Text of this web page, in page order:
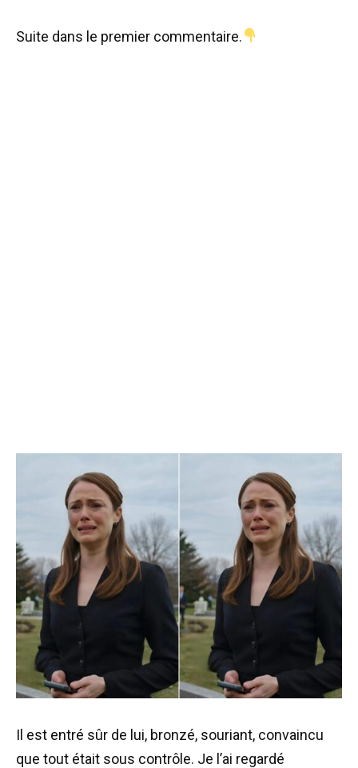
Suite dans le premier commentaire.
Il est entré sûr de lui, bronzé, souriant, convaincu
que tout était sous contrôle. Je l’ai regardé